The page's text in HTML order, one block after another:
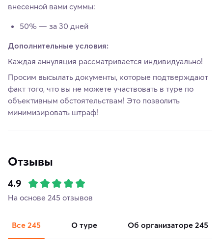
внесенной вами суммы:
50% — за 30 дней
Дополнительные условия:
Каждая аннуляция рассматривается индивидуально!
Просим высылать документы, которые подтверждают
факт того, что вы не можете участвовать в туре по
объективным обстоятельствам! Это позволить
минимизировать штраф!
Отзывы
4.9
На основе 245 отзывов
Все 245 о туре об организаторе 245